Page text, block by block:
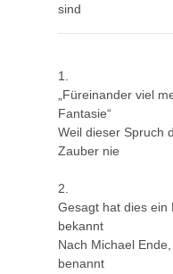
sind
1.
„Füreinander viel
Fantasie“
Weil dieser Spruch
Zauber nie
2.
Gesagt hat dies ein
bekannt
Nach Michael
benannt